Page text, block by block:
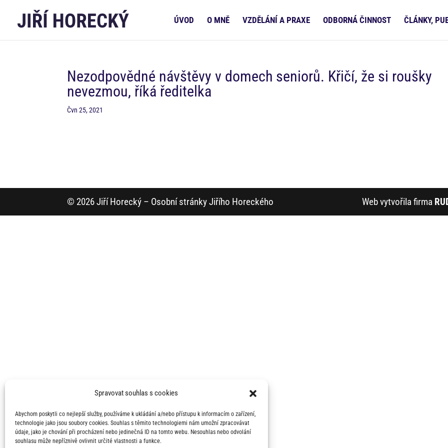
Spravovat souhlas s cookies
Abychom poskytli co nejlepší služby, používáme k ukládání a/nebo přístupu k informacím o zařízení,
technologie jako jsou soubory cookies. Souhlas s těmito technologiemi nám umožní zpracovávat
údaje, jako je chování při procházení nebo jedinečná ID na tomto webu. Nesouhlas nebo odvolání
souhlasu může nepříznivě ovlivnit určité vlastnosti a funkce.
ÚVOD O MNĚ VZDĚLÁNÍ A PRAXE ODBORNÁ ČINNOST ČLÁNKY,
Nezodpovědné návštěvy v domech seniorů. Křičí, že si roušky
nevezmou, říká ředitelka
Čvn 25, 2021
© 2026 Jiří Horecký – Osobní stránky Jiřího Horeckého Web vytvořila firma